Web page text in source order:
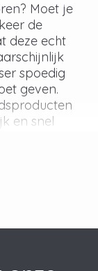
Moet je
de
deze echt
spoedig
geven.
en snel
kunt